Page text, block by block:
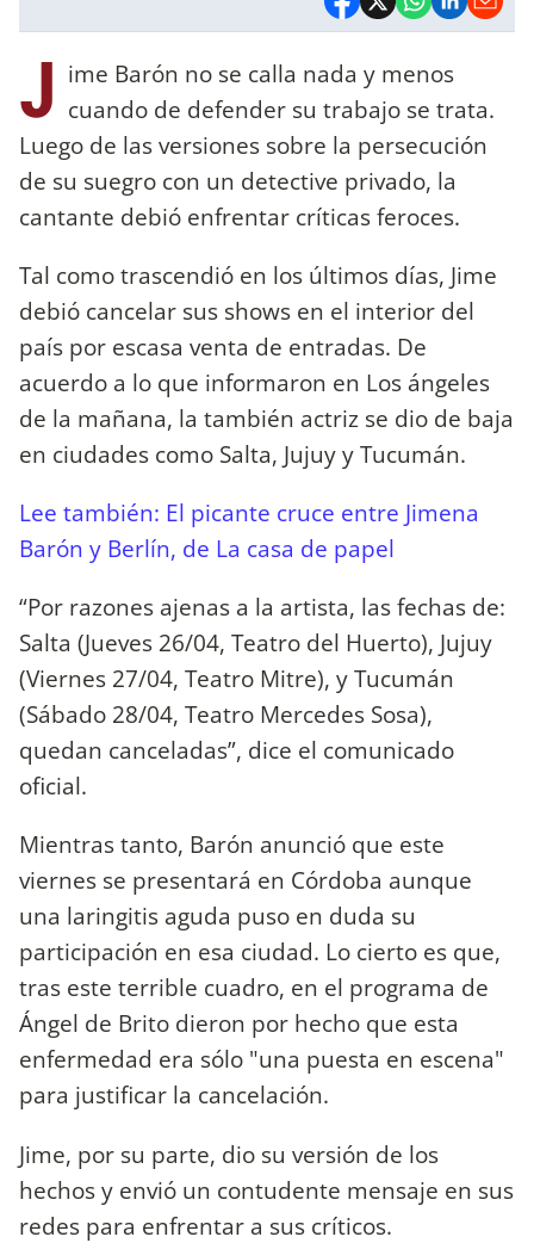
J ime Barón no se calla nada y menos
cuando de defender su trabajo se trata.
Luego de las versiones sobre la persecución
de su suegro con un detective privado, la
cantante debió enfrentar críticas feroces.
Tal como trascendió en los últimos días, Jime
debió cancelar sus shows en el interior del
país por escasa venta de entradas. De
acuerdo a lo que informaron en Los ángeles
de la mañana, la también actriz se dio de baja
en ciudades como Salta, Jujuy y Tucumán.
Lee también: El picante cruce entre Jimena
Barón y Berlín, de La casa de papel
“Por razones ajenas a la artista, las fechas de:
Salta (Jueves 26/04, Teatro del Huerto), Jujuy
(Viernes 27/04, Teatro Mitre), y Tucumán
(Sábado 28/04, Teatro Mercedes Sosa),
quedan canceladas”, dice el comunicado
oficial.
Mientras tanto, Barón anunció que este
viernes se presentará en Córdoba aunque
una laringitis aguda puso en duda su
participación en esa ciudad. Lo cierto es que,
tras este terrible cuadro, en el programa de
Ángel de Brito dieron por hecho que esta
enfermedad era sólo "una puesta en escena"
para justificar la cancelación.
Jime, por su parte, dio su versión de los
hechos y envió un contudente mensaje en sus
redes para enfrentar a sus críticos.